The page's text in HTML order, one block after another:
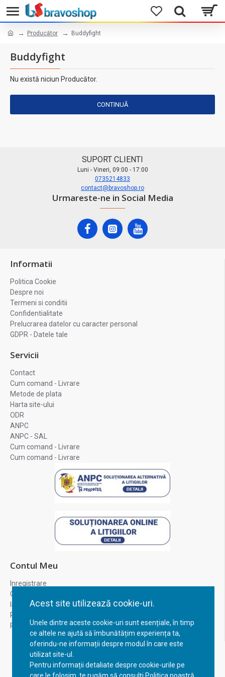
Acest site utilizează cookie-uri.
Unele dintre aceste cookie-uri sunt esențiale, în timp
ce altele ne ajută să îmbunătățim experiența ta,
oferindu-ne informații despre modul în care este
utilizat site-ul.
Pentru informații detaliate despre cookie-urile pe
Producător Buddyfight
Buddyfight
Nu există niciun Producător.
CONTINUĂ
SUPORT CLIENTI
Luni - Vineri, 09:00 - 17:00
0735214833
contact@bravoshop.ro
Urmareste-ne in Social Media
Informatii
Politica Cookie
Despre noi
Termeni si conditii
Confidentialitate
Prelucrarea datelor cu caracter personal
GDPR - Datele tale
Servicii
Contact
Cum comand - Livrare
Metode de plata
Harta site-ului
ODR
ANPC
ANPC - SAL
Cum comand - Livrare
Cum comand - Livrare
Contul Meu
Inregistrare
Contul meu
Istoric comenzi
Recuperare parola
Returnare produs